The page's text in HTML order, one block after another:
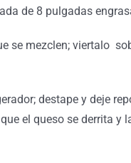
de 8 pulgadas
se mezclen; viertalo
destape y deje
el queso se derrita